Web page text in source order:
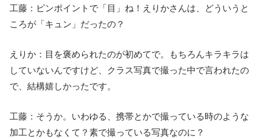
工藤：ピンポイントで「目」ね！えりかさんは、どういうと
ころが「キュン」だったの？
えりか：目を褒められたのが初めてで。もちろんキラキラは
していないんですけど、クラス写真で撮った中で言われたの
で、結構嬉しかったです。
工藤：そうか。いわゆる、携帯とかで撮っている時のような
加工とかもなくて？素で撮っている写真なのに？